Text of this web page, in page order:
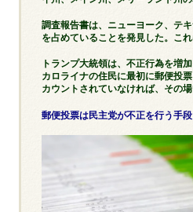
調査報告書は、ニューヨーク、テ
を占めていることを発見した。こ
トランプ大統領は、不正行為を増
カロライナの住民に最初に郵便投
カウントされていなければ、その
郵便投票は民主党が不正を行う手